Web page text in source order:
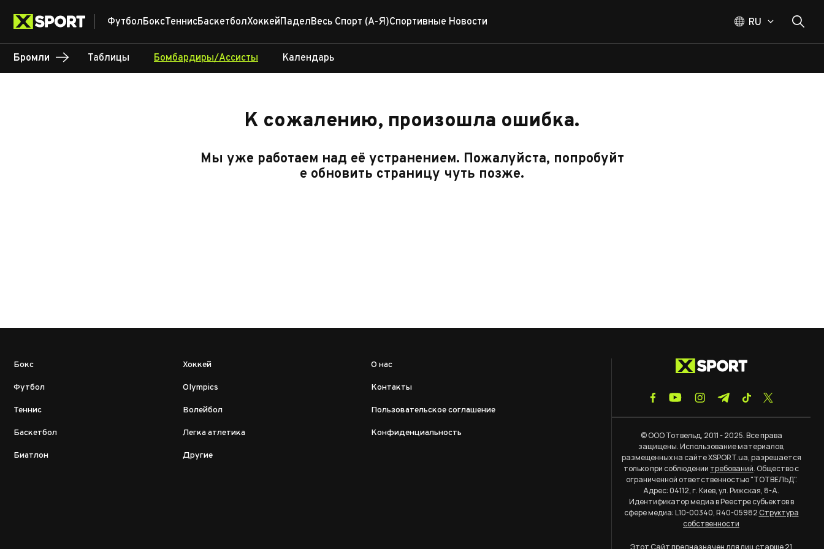
ФутболБоксТеннисБаскетболХоккейПаделВесь Спорт (А-Я)Спортивные Новости RU
Бромли Таблицы Бомбардиры/Ассисты Календарь
К сожалению, произошла ошибка.
Мы уже работаем над её устранением. Пожалуйста, попробуйт
е обновить страницу чуть позже.
Бокс
Футбол
Теннис
Баскетбол
Биатлон
Хоккей
Olympics
Волейбол
Легка атлетика
Другие
О нас
Контакты
Пользовательское соглашение
Конфиденциальность
© ООО Тотвельд, 2011 - 2025. Все права
защищены. Использование материалов,
размещенных на сайте XSPORT.ua, разрешается
только при соблюдении требований. Общество с
ограниченной ответственностью "ТОТВЕЛЬД".
Адрес: 04112, г. Киев, ул. Рижская, 8-А.
Идентификатор медиа в Реестре субъектов в
сфере медиа: L10-00340, R40-05982Структура
собственности
Этот Сайт предназначен для лиц старше 21